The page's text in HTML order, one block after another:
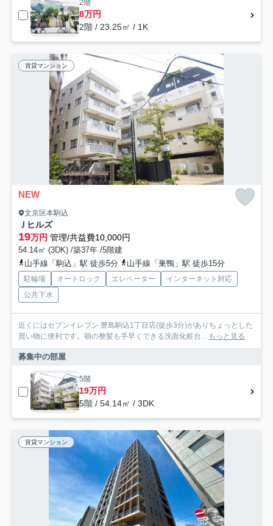
2階
8万円
2階 / 23.25㎡ / 1K
賃貸マンション
NEW
文京区本駒込
Ｊヒルズ
19万円 管理/共益費10,000円
54.14㎡ (3DK) /築37年 /5階建
山手線「駒込」駅 徒歩5分
山手線「巣鴨」駅 徒歩15分
駐輪場 オートロック エレベーター
インターネット対応
公共下水
近くにはセブンイレブン 豊島駒込1丁目店(徒歩3分)がありちょっとした
買い物に便利です。朝の整髪も手早くできる洗面化粧台... もっと見る
募集中の部屋
5階
19万円
5階 / 54.14㎡ / 3DK
賃貸マンション